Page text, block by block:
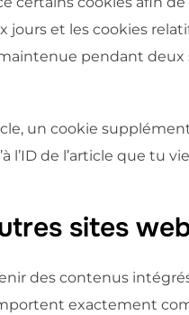
et les cookies
pendant
un cookie
l’ID de l’article que tu
sites
des contenus
exactement